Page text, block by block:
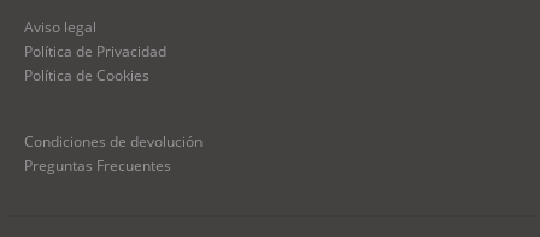
Aviso legal
Política de Privacidad
Política de Cookies
Condiciones de devolución
Preguntas Frecuentes